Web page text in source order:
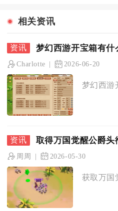
相关资讯
梦幻西游开宝箱有什
Charlotte 2026-06-20
梦幻西游
取得万国觉醒公爵
周周 2026-05-30
获取万国